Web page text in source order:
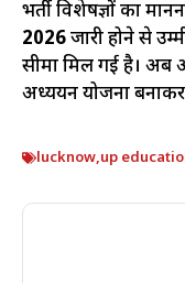
भर्ती विशेषज्ञों का
2026जारी होने से
सीमा मिल गई है। अब
अध्ययन योजना
lucknow,up